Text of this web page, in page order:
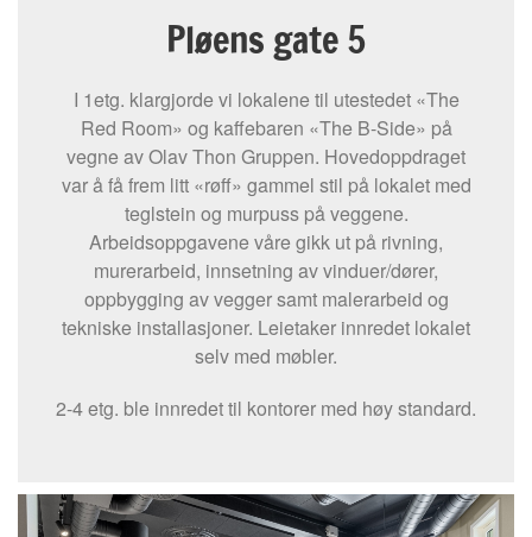
Pløens gate 5
I 1etg. klargjorde vi lokalene til utestedet «The
Red Room» og kaffebaren «The B-Side» på
vegne av Olav Thon Gruppen. Hovedoppdraget
var å få frem litt «røff» gammel stil på lokalet med
teglstein og murpuss på veggene.
Arbeidsoppgavene våre gikk ut på rivning,
murerarbeid, innsetning av vinduer/dører,
oppbygging av vegger samt malerarbeid og
tekniske installasjoner. Leietaker innredet lokalet
selv med møbler.
2-4 etg. ble innredet til kontorer med høy standard.